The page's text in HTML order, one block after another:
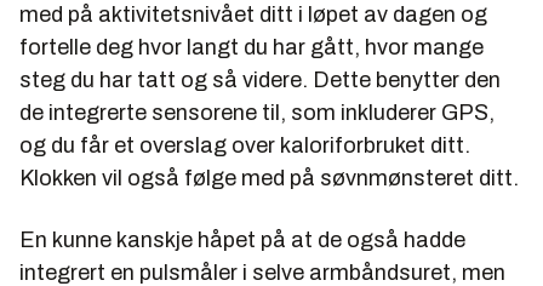
med på aktivitetsnivået ditt i løpet av dagen og
fortelle deg hvor langt du har gått, hvor mange
steg du har tatt og så videre. Dette benytter den
de integrerte sensorene til, som inkluderer GPS,
og du får et overslag over kaloriforbruket ditt.
Klokken vil også følge med på søvnmønsteret ditt.
En kunne kanskje håpet på at de også hadde
integrert en pulsmåler i selve armbåndsuret, men